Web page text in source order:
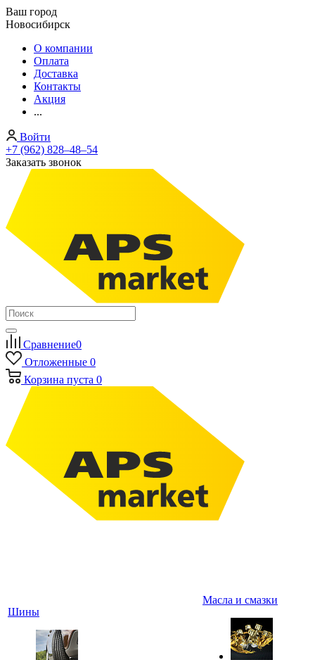
Ваш город
Новосибирск
О компании
Оплата
Доставка
Контакты
Акция
...
Войти
+7 (962) 828‒48‒54
Заказать звонок
Сравнение0
Отложенные 0
Корзина пуста 0
Шины
Масла и смазки